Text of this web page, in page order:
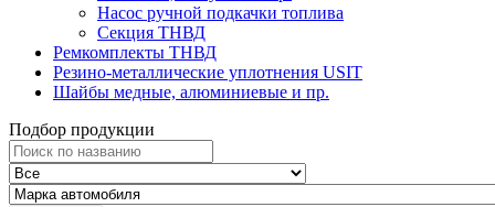
Насос ручной подкачки топлива
Секция ТНВД
Ремкомплекты ТНВД
Резино-металлические уплотнения USIT
Шайбы медные, алюминиевые и пр.
Подбор продукции